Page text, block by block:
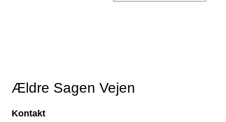
Ældre Sagen Vejen
Kontakt